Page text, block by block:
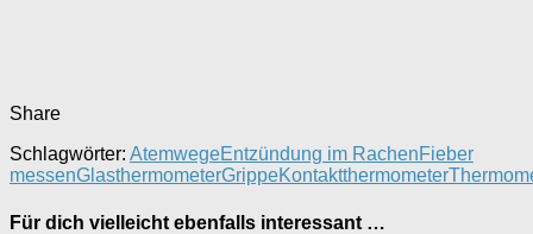
Share
Schlagwörter: AtemwegeEntzündung im RachenFieber
messenGlasthermometerGrippeKontaktthermometer
Für dich vielleicht ebenfalls interessant …